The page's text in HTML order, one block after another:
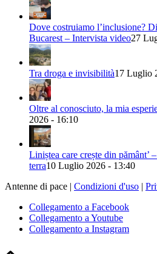
Dove costruiamo l’inclusione?
Bucarest – Intervista video27
Tra droga e invisibilità17 Luglio
Oltre al conosciuto, la mia
2026 - 16:10
Liniștea care crește din pământ’
terra10 Luglio 2026 - 13:40
Antenne di pace | Condizioni d'uso |
Collegamento a Facebook
Collegamento a Youtube
Collegamento a Instagram